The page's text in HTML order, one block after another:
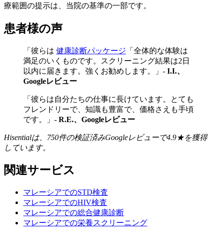
療範囲の提示は、当院の基準の一部です。
患者様の声
「彼らは 健康診断パッケージ 「全体的な体験は
満足のいくものです。スクリーニング結果は2日
以内に届きます。強くお勧めします。」- I.I.、
Googleレビュー
「彼らは自分たちの仕事に長けています。とても
フレンドリーで、知識も豊富で、価格さえも手頃
です。」- R.E.、Googleレビュー
Hisentialは、750件の検証済みGoogleレビューで4.9★を獲得
しています。
関連サービス
マレーシアでのSTD検査
マレーシアでのHIV検査
マレーシアでの総合健康診断
マレーシアでの栄養スクリーニング